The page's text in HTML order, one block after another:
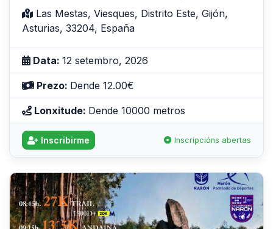
Las Mestas, Viesques, Distrito Este, Gijón,
Asturias, 33204, España
Data: 12 setembro, 2026
Prezo: Dende 12.00€
Lonxitude: Dende 10000 metros
Inscribirme Inscripcións abertas